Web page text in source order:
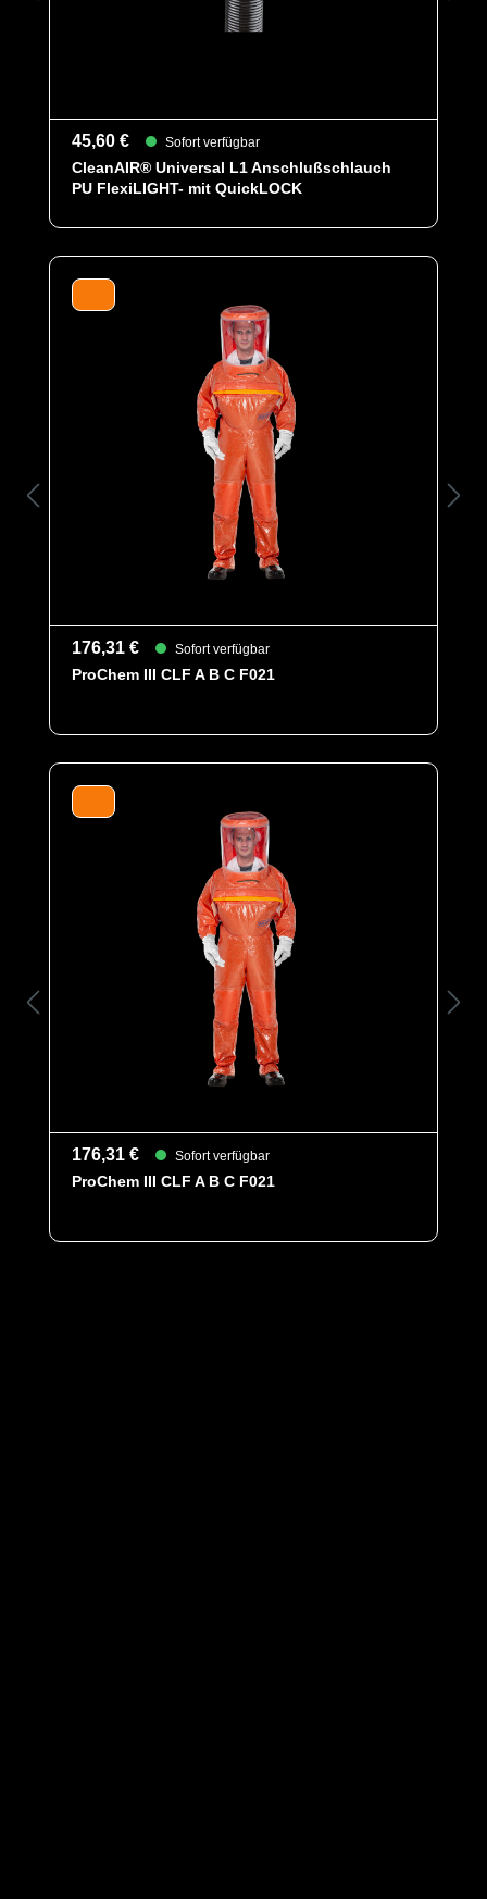
45,60 € Sofort verfügbar
CleanAIR® Universal L1 Anschlußschlauch
PU FlexiLIGHT- mit QuickLOCK
176,31 € Sofort verfügbar
ProChem III CLF A B C F021
176,31 € Sofort verfügbar
ProChem III CLF A B C F021